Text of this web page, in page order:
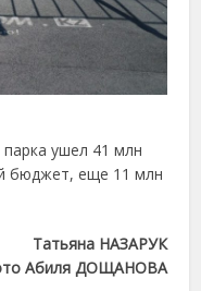
ушел 41 млн
бюджет, еще 11 млн
Татьяна НАЗАРУК
Абиля ДОЩАНОВА